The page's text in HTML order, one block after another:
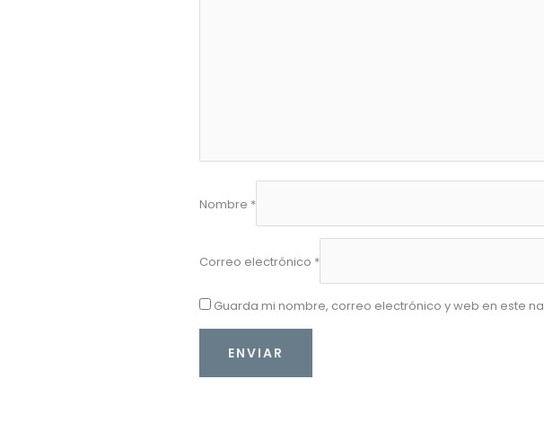
Nombre *
Correo electrónico *
Guarda mi nombre, correo electrónico y web en este